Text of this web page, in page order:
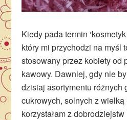
Kiedy pada termin
który mi przychodzi na myśl
stosowany przez kobiety od
kawowy. Dawniej, gdy nie
dzisiaj asortymentu różnych
cukrowych, solnych z
korzystałam z